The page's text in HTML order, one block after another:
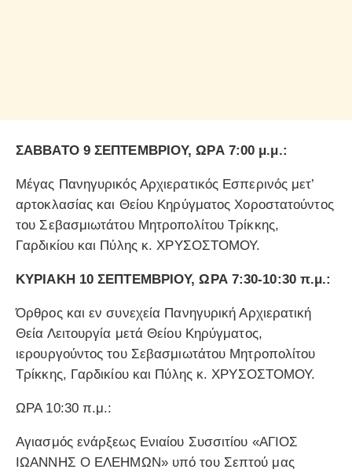
ΣΑΒΒΑΤΟ 9 ΣΕΠΤΕΜΒΡΙΟΥ, ΩΡΑ 7:00 μ.μ.:
Μέγας Πανηγυρικός Αρχιερατικός Εσπερινός μετ’
αρτοκλασίας και Θείου Κηρύγματος Χοροστατούντος
του Σεβασμιωτάτου Μητροπολίτου Τρίκκης,
Γαρδικίου και Πύλης κ. ΧΡΥΣΟΣΤΟΜΟΥ.
ΚΥΡΙΑΚΗ 10 ΣΕΠΤΕΜΒΡΙΟΥ, ΩΡΑ 7:30-10:30 π.μ.:
Όρθρος και εν συνεχεία Πανηγυρική Αρχιερατική
Θεία Λειτουργία μετά Θείου Κηρύγματος,
ιερουργούντος του Σεβασμιωτάτου Μητροπολίτου
Τρίκκης, Γαρδικίου και Πύλης κ. ΧΡΥΣΟΣΤΟΜΟΥ.
ΩΡΑ 10:30 π.μ.:
Αγιασμός ενάρξεως Ενιαίου Συσσιτίου «ΑΓΙΟΣ
ΙΩΑΝΝΗΣ Ο ΕΛΕΗΜΩΝ» υπό του Σεπτού μας